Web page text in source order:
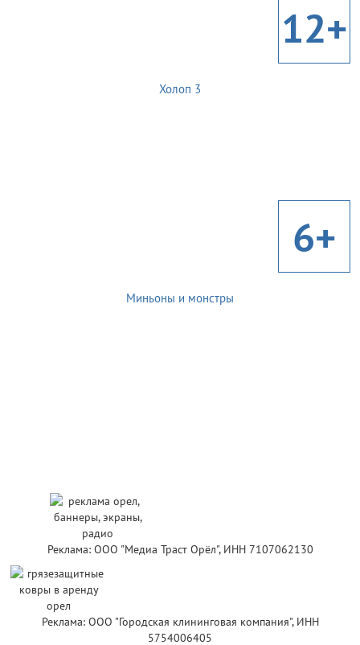
12+
Холоп 3
6+
Миньоны и монстры
Реклама: ООО "Медиа Траст Орёл", ИНН 7107062130
Реклама: ООО "Городская клининговая компания", ИНН
5754006405